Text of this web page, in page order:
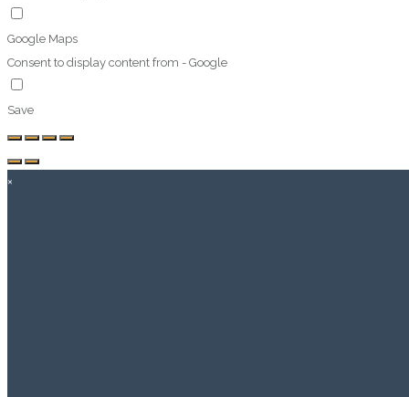
Google Maps
Consent to display content from - Google
Save
×